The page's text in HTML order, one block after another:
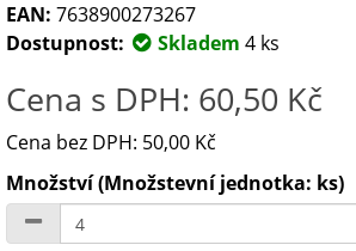
EAN: 7638900273267
Dostupnost:
Skladem 4 ks
Cena s DPH: 60,50 Kč
Cena bez DPH: 50,00 Kč
Množství (Množstevní jednotka: ks)